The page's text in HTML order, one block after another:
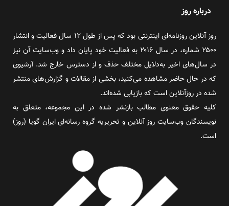
درباره روز
روز آنلاین روزنامه‌ای اینترنتی بود که پس از طول ۱۲ سال فعالیت و انتشار
۲۵۰۰ شماره، در سال ۲۰۱۶ به فعالیت خود پایان داد و وب‌سایت آن نیز
در سال‌های اخیر به‌دلایل مختلف حذف و از دسترس خارج شد. آرشیوی
که در حال حاضر مشاهده می‌کنید، بخشی از مقالات و گزارش‌های منتشر
شده در روزآنلاین است که بازیابی شده‌اند.
کلیه حقوق معنوی مطالب بازنشر شده در این مجموعه، متعلق به
نویسندگان وب‌سایت روز آنلاین و تحریریه گروه رسانه‌ای ایران گویا (روز)
است.